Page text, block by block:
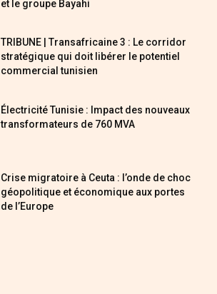
et le groupe Bayahi
TRIBUNE | Transafricaine 3 : Le corridor
stratégique qui doit libérer le potentiel
commercial tunisien
Électricité Tunisie : Impact des nouveaux
transformateurs de 760 MVA
Crise migratoire à Ceuta : l’onde de choc
géopolitique et économique aux portes
de l’Europe